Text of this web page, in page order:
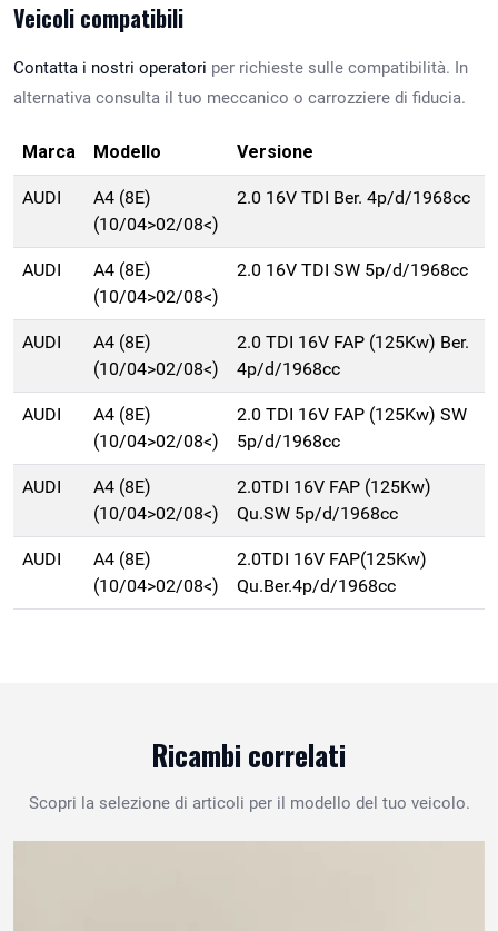
Veicoli compatibili
Contatta i nostri operatori per richieste sulle compatibilità. In
alternativa consulta il tuo meccanico o carrozziere di fiducia.
Marca Modello Versione
AUDI
A4 (8E)
(10/04>02/08<)
2.0 16V TDI Ber. 4p/d/1968cc
AUDI
A4 (8E)
(10/04>02/08<)
2.0 16V TDI SW 5p/d/1968cc
AUDI
A4 (8E)
(10/04>02/08<)
2.0 TDI 16V FAP (125Kw) Ber.
4p/d/1968cc
AUDI
A4 (8E)
(10/04>02/08<)
2.0 TDI 16V FAP (125Kw) SW
5p/d/1968cc
AUDI
A4 (8E)
(10/04>02/08<)
2.0TDI 16V FAP (125Kw)
Qu.SW 5p/d/1968cc
AUDI
A4 (8E)
(10/04>02/08<)
2.0TDI 16V FAP(125Kw)
Qu.Ber.4p/d/1968cc
Ricambi correlati
Scopri la selezione di articoli per il modello del tuo veicolo.